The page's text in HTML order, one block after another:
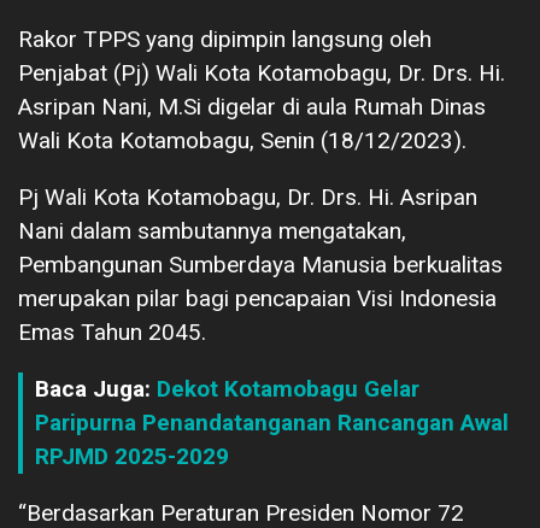
Rakor TPPS yang dipimpin langsung oleh
Penjabat (Pj) Wali Kota Kotamobagu, Dr. Drs. Hi.
Asripan Nani, M.Si digelar di aula Rumah Dinas
Wali Kota Kotamobagu, Senin (18/12/2023).
Pj Wali Kota Kotamobagu, Dr. Drs. Hi. Asripan
Nani dalam sambutannya mengatakan,
Pembangunan Sumberdaya Manusia berkualitas
merupakan pilar bagi pencapaian Visi Indonesia
Emas Tahun 2045.
Baca Juga: Dekot Kotamobagu Gelar
Paripurna Penandatanganan Rancangan Awal
RPJMD 2025-2029
“Berdasarkan Peraturan Presiden Nomor 72